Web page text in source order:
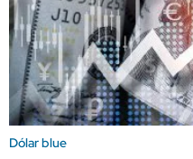
Dólar blue